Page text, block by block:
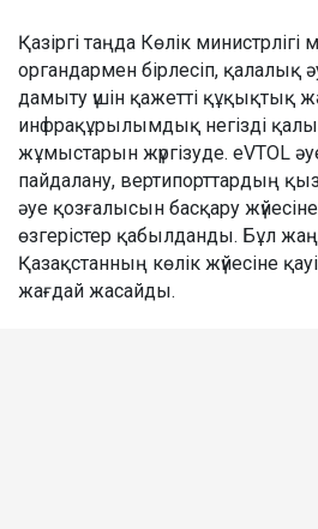
Қазіргі таңда Көлік министрлігі
органдармен бірлесіп, қалалық
дамыту үшін қажетті құқықтық
инфрақұрылымдық негізді
жұмыстарын жүргізуде. eVTOL
пайдалану, вертипорттардың
әуе қозғалысын басқару
өзгерістер қабылданды. Бұл
Қазақстанның көлік жүйесіне
жағдай жасайды.